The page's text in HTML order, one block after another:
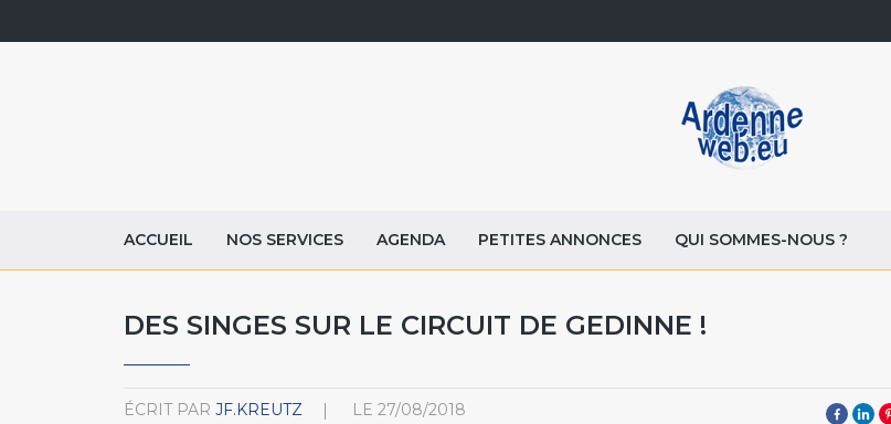
ACCUEIL NOS SERVICES AGENDA PETITES ANNONCES QUI SOMMES-NOUS ?
DES SINGES SUR LE CIRCUIT DE GEDINNE !
ÉCRIT PAR JF.KREUTZ LE 27/08/2018